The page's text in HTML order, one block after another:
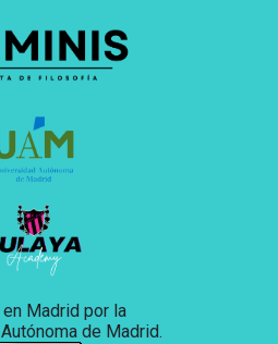
en Madrid por la
de Madrid.